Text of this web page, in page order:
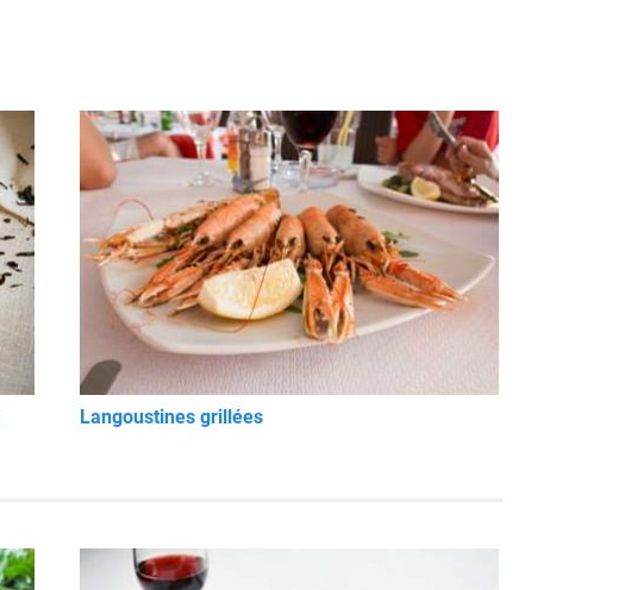
Langoustines grillées